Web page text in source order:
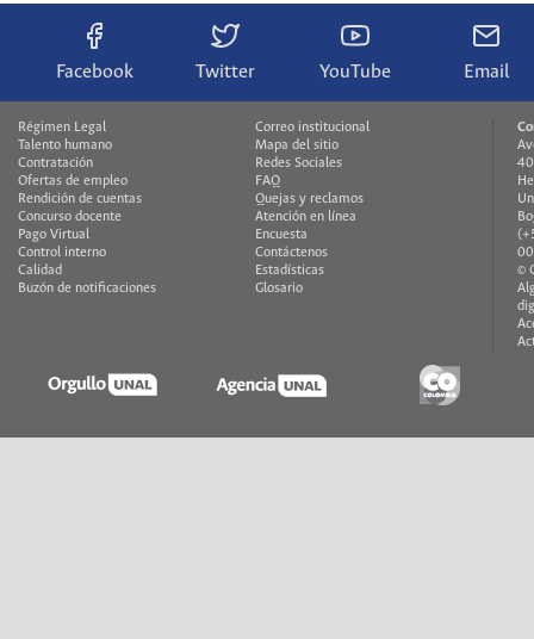
Facebook Twitter YouTube Email
Régimen Legal
Talento humano
Contratación
Ofertas de empleo
Rendición de cuentas
Concurso docente
Pago Virtual
Control interno
Calidad
Buzón de notificaciones
Correo institucional
Mapa del sitio
Redes Sociales
FAQ
Quejas y reclamos
Atención en línea
Encuesta
Contáctenos
Estadísticas
Glosario
©